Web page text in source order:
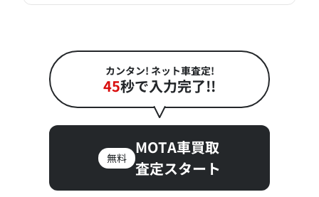
カンタン! ネット車査定!
45秒で入力完了!!
無料
MOTA車買取
査定スタート